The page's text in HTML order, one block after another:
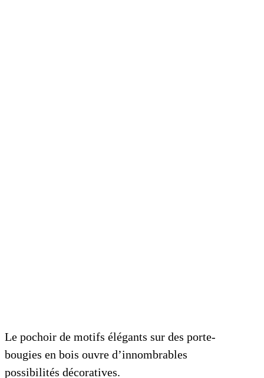
Le pochoir de motifs élégants sur des porte-
bougies en bois ouvre d’innombrables
possibilités décoratives.